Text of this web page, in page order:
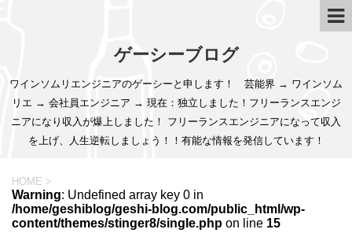
ゲーシーブログ
ワインソムリエンジニアのゲーシーと申します！ 芸能界 → ワインソム
リエ → 会社員エンジニア → 現在：独立しました！フリーランスエンジ
ニアになり収入が爆上しました！ フリーランスエンジニアになって収入
を上げ、人生逆転しましょう！！有能な情報を発信しています！
HOME >
Warning: Undefined array key 0 in
/home/geshiblog/geshi-blog.com/public_html/wp-
content/themes/stinger8/single.php on line 15